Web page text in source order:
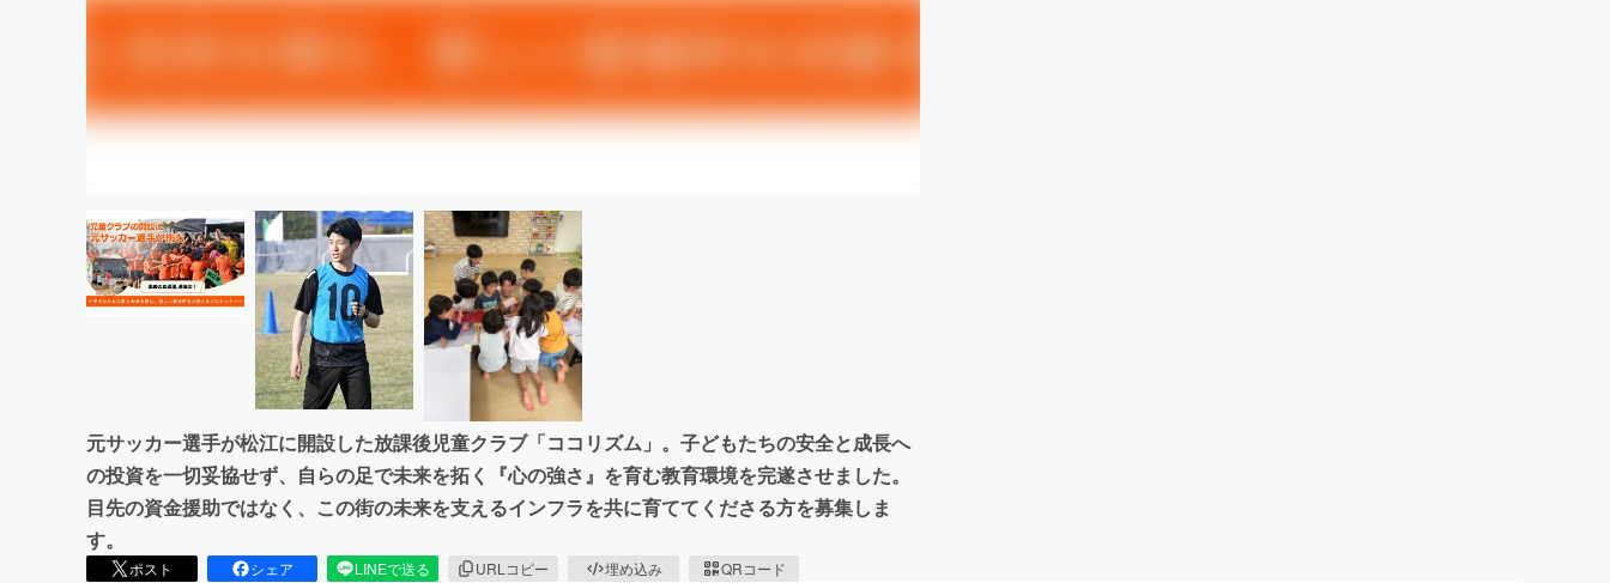
元サッカー選手が松江に開設した放課後児童クラブ「ココリズム」。子どもたちの安全と成長へ
の投資を一切妥協せず、自らの足で未来を拓く『心の強さ』を育む教育環境を完遂させました。
目先の資金援助ではなく、この街の未来を支えるインフラを共に育ててくださる方を募集しま
す。
ポスト シェア LINEで送る URLコピー 埋め込み QRコード